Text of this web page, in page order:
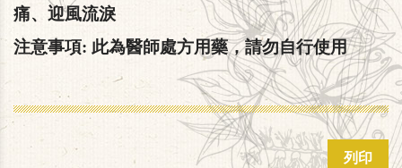
痛、迎風流淚
注意事項: 此為醫師處方用藥，請勿自行使用
列印